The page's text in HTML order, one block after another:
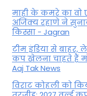
माही के कमरे का
अजिंक्‍य रहाणे ने
किस्सा - Jagran
टीम इंडिया से बाहर,
कप खेलना चाहते हैं
Aaj Tak News
विराट कोहली को